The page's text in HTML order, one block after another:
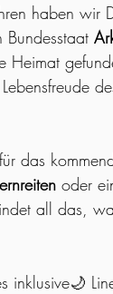
haben wir
Heimat
das
oder
all das,
inklusive🌙